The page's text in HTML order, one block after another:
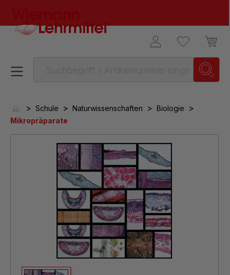
> Schule > Naturwissenschaften > Biologie >
Mikropräparate
Bildergalerie überspringen